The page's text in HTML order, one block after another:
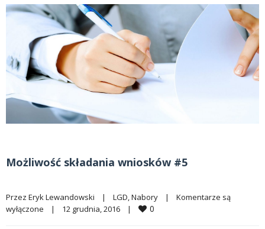
Możliwość składania wniosków #5
Przez Eryk Lewandowski | LGD, Nabory |
Komentarze są
wyłączone
| 12 grudnia, 2016 | 0